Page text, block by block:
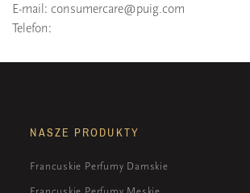
E-mail: consumercare@puig.com
Telefon:
NASZE PRODUKTY
Francuskie Perfumy Damskie
Francuskie Perfumy Męskie